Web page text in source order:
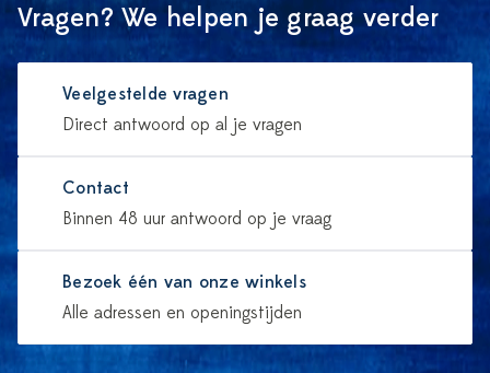
Vragen? We helpen je graag verder
Veelgestelde vragen
Direct antwoord op al je vragen
Contact
Binnen 48 uur antwoord op je vraag
Bezoek één van onze winkels
Alle adressen en openingstijden